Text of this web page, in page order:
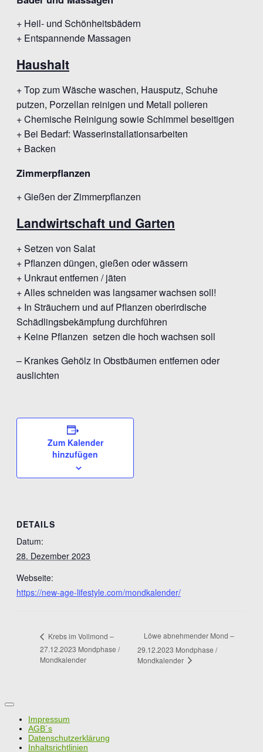
+ Heil- und Schönheitsbädern
+ Entspannende Massagen
Haushalt
+ Top zum Wäsche waschen, Hausputz, Schuhe
putzen, Porzellan reinigen und Metall polieren
+ Chemische Reinigung sowie Schimmel beseitigen
+ Bei Bedarf: Wasserinstallationsarbeiten
+ Backen
Zimmerpflanzen
+ Gießen der Zimmerpflanzen
Landwirtschaft und Garten
+ Setzen von Salat
+ Pflanzen düngen, gießen oder wässern
+ Unkraut entfernen / jäten
+ Alles schneiden was langsamer wachsen soll!
+ In Sträuchern und auf Pflanzen oberirdische
Schädlingsbekämpfung durchführen
+ Keine Pflanzen setzen die hoch wachsen soll
– Krankes Gehölz in Obstbäumen entfernen oder
auslichten
Zum Kalender
hinzufügen
DETAILS
Datum:
28. Dezember 2023
Webseite:
https://new-age-lifestyle.com/mondkalender/
Krebs im Vollmond –
27.12.2023 Mondphase /
Mondkalender
Löwe abnehmender Mond –
29.12.2023 Mondphase /
Mondkalender
Impressum
AGB´s
Datenschutzerklärung
Inhaltsrichtlinien